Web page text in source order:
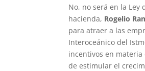
No, no será en la Ley
hacienda, Rogelio
para atraer a las
Interoceánico del
incentivos en
de estimular el